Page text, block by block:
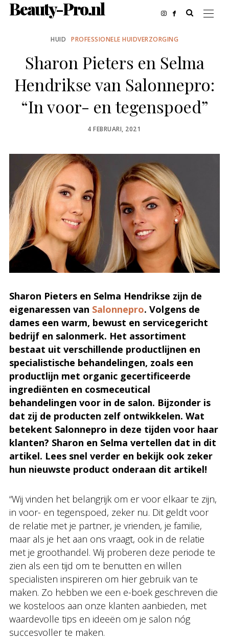
Beauty-Pro.nl
HUID PROFESSIONELE HUIDVERZORGING
Sharon Pieters en Selma
Hendrikse van Salonnepro:
“In voor- en tegenspoed”
POSTED
4 FEBRUARI, 2021
Sharon Pieters en Selma Hendrikse zijn de
eigenaressen van Salonnepro. Volgens de
dames een warm, bewust en servicegericht
bedrijf en salonmerk. Het assortiment
bestaat uit verschillende productlijnen en
specialistische behandelingen, zoals een
productlijn met organic gecertificeerde
ingrediënten en cosmeceutical
behandelingen voor in de salon. Bijzonder is
dat zij de producten zelf ontwikkelen. Wat
betekent Salonnepro in deze tijden voor haar
klanten? Sharon en Selma vertellen dat in dit
artikel. Lees snel verder en bekijk ook zeker
hun nieuwste product onderaan dit artikel!
“Wij vinden het belangrijk om er voor elkaar te zijn,
in voor- en tegenspoed, zeker nu. Dit geldt voor
de relatie met je partner, je vrienden, je familie,
maar als je het aan ons vraagt, ook in de relatie
met je groothandel. Wij proberen deze periode te
zien als een tijd om te benutten en willen
specialisten inspireren om hier gebruik van te
maken. Zo hebben we een e-boek geschreven die
we kosteloos aan onze klanten aanbieden, met
waardevolle tips en ideeën om je salon nóg
succesvoller te maken.